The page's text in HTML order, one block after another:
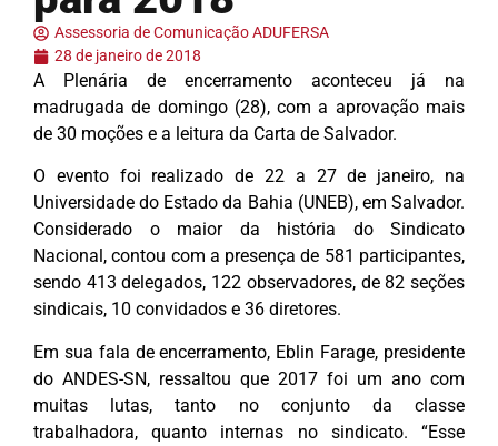
Assessoria de Comunicação ADUFERSA
28 de janeiro de 2018
A Plenária de encerramento aconteceu já na
madrugada de domingo (28), com a aprovação mais
de 30 moções e a leitura da Carta de Salvador.
O evento foi realizado de 22 a 27 de janeiro, na
Universidade do Estado da Bahia (UNEB), em Salvador.
Considerado o maior da história do Sindicato
Nacional, contou com a presença de 581 participantes,
sendo 413 delegados, 122 observadores, de 82 seções
sindicais, 10 convidados e 36 diretores.
Em sua fala de encerramento, Eblin Farage, presidente
do ANDES-SN, ressaltou que 2017 foi um ano com
muitas lutas, tanto no conjunto da classe
trabalhadora, quanto internas no sindicato. “Esse